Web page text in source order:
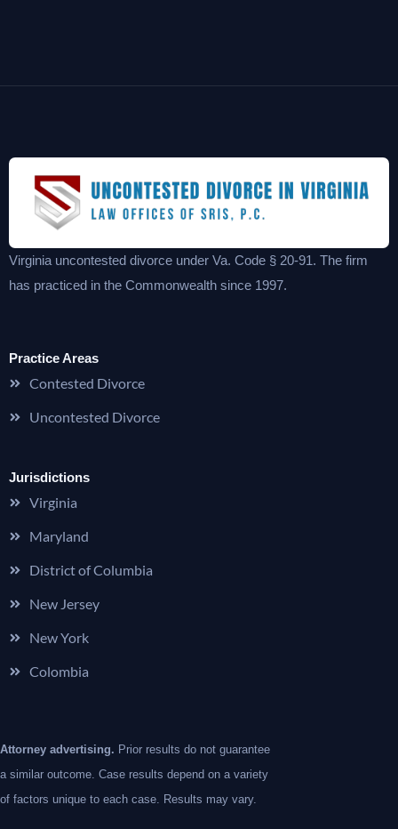
Virginia uncontested divorce under Va. Code § 20-91. The firm
has practiced in the Commonwealth since 1997.
Practice Areas
Contested Divorce
Uncontested Divorce
Jurisdictions
Virginia
Maryland
District of Columbia
New Jersey
New York
Colombia
Attorney advertising. Prior results do not guarantee
a similar outcome. Case results depend on a variety
of factors unique to each case. Results may vary.